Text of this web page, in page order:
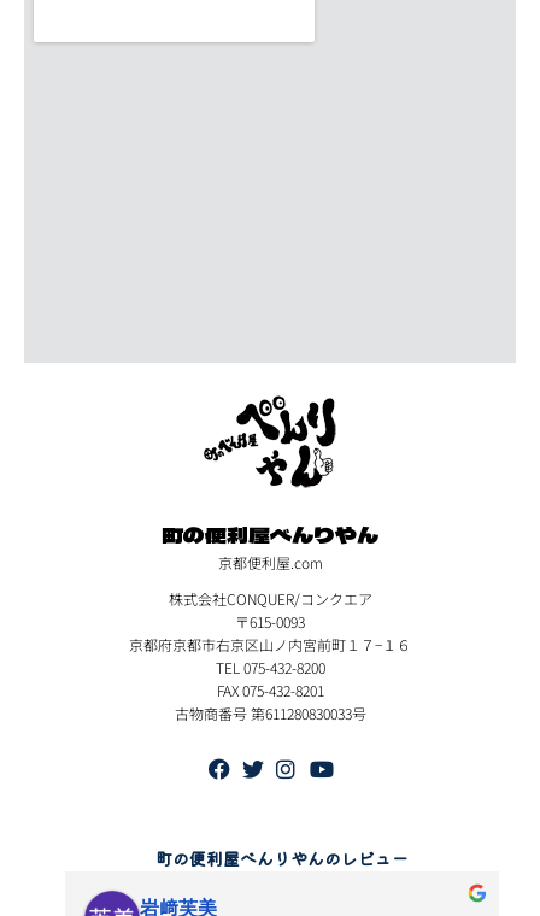
町の便利屋べんりやん
京都便利屋.com
株式会社CONQUER/コンクエア
〒615-0093
京都府京都市右京区山ノ内宮前町１７−１６
TEL 075-432-8200
FAX 075-432-8201
古物商番号 第611280830033号
町の便利屋べんりやんのレビュー
岩﨑芙美